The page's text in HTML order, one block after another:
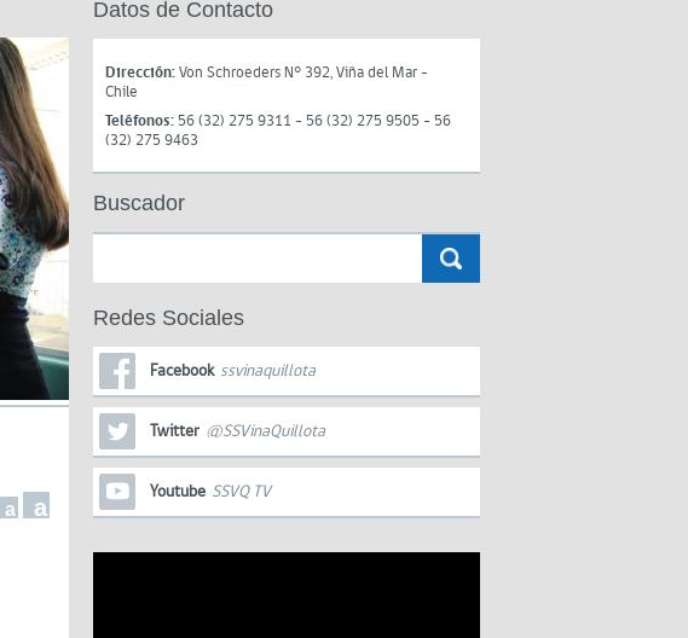
a a
Datos de Contacto
Dirección:Von Schroeders N° 392, Viña del Mar -
Chile
Teléfonos: 56 (32) 275 9311 - 56 (32) 275 9505 - 56
(32) 275 9463
Buscador
Redes Sociales
Facebook ssvinaquillota
Twitter @SSVinaQuillota
Youtube SSVQ TV